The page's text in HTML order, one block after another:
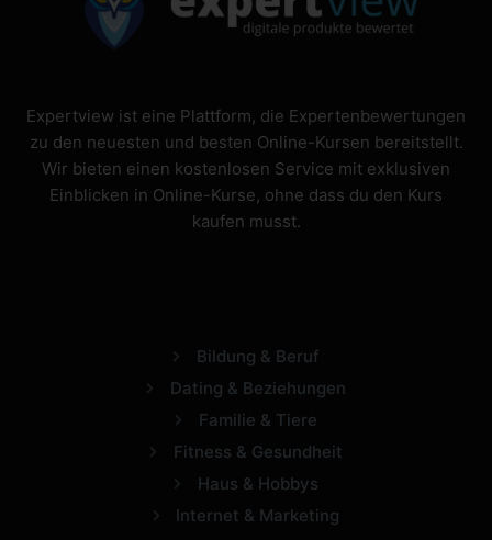
Expertview ist eine Plattform, die Expertenbewertungen
zu den neuesten und besten Online-Kursen bereitstellt.
Wir bieten einen kostenlosen Service mit exklusiven
Einblicken in Online-Kurse, ohne dass du den Kurs
kaufen musst.
Bildung & Beruf
Dating & Beziehungen
Familie & Tiere
Fitness & Gesundheit
Haus & Hobbys
Internet & Marketing